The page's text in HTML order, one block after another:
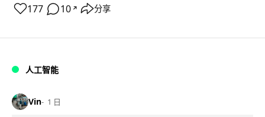
177 10 ↗ 分享
人工智能
Vin 1 日